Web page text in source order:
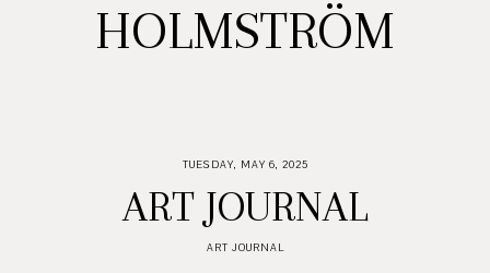
HOLMSTRÖM
TUESDAY, MAY 6, 2025
ART JOURNAL
ART JOURNAL